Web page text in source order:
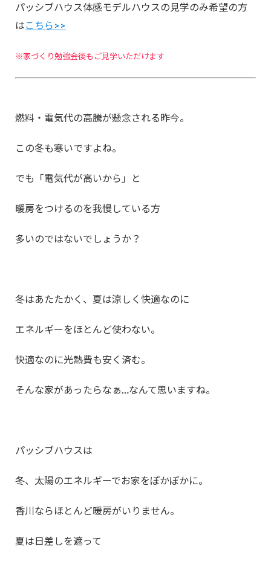
パッシブハウス体感モデルハウスの見学のみ希望の方
はこちら>>
※家づくり勉強会後もご見学いただけます
燃料・電気代の高騰が懸念される昨今。
この冬も寒いですよね。
でも「電気代が高いから」と
暖房をつけるのを我慢している方
多いのではないでしょうか？
冬はあたたかく、夏は涼しく快適なのに
エネルギーをほとんど使わない。
快適なのに光熱費も安く済む。
そんな家があったらなぁ…なんて思いますね。
パッシブハウスは
冬、太陽のエネルギーでお家をぽかぽかに。
香川ならほとんど暖房がいりません。
夏は日差しを遮って